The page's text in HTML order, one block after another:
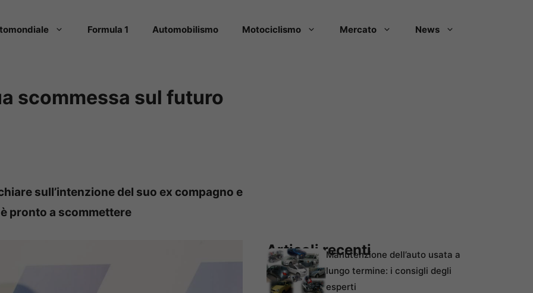
Formula 1 Automobilismo Motociclismo Mercato News
scommessa sul futuro
sull’intenzione del suo ex compagno e
pronto a scommettere
Articoli recentiManutenzione dell’auto usata a
lungo termine: i consigli degli
esperti